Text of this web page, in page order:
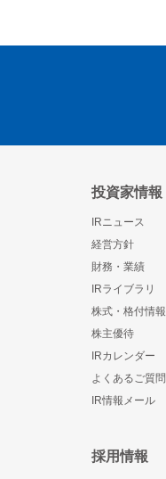
投資家情報
IRニュース
経営方針
財務・業績
IRライブラリ
株式・格付情報
株主優待
IRカレンダー
よくあるご質問
IR情報メール
採用情報